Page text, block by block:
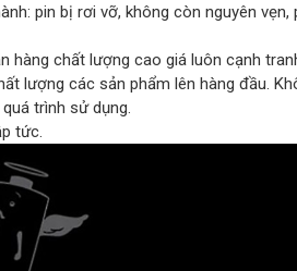
pin bị rơi vỡ, không còn nguyên
hàng chất lượng cao giá luôn cạnh
lượng các sản phẩm lên hàng đầu.
trình sử dụng.
tức.